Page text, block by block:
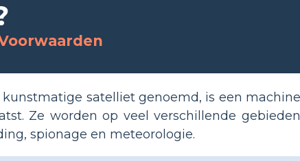
kunstmatige satelliet genoemd, is een
Ze worden op veel verschillende
spionage en meteorologie.